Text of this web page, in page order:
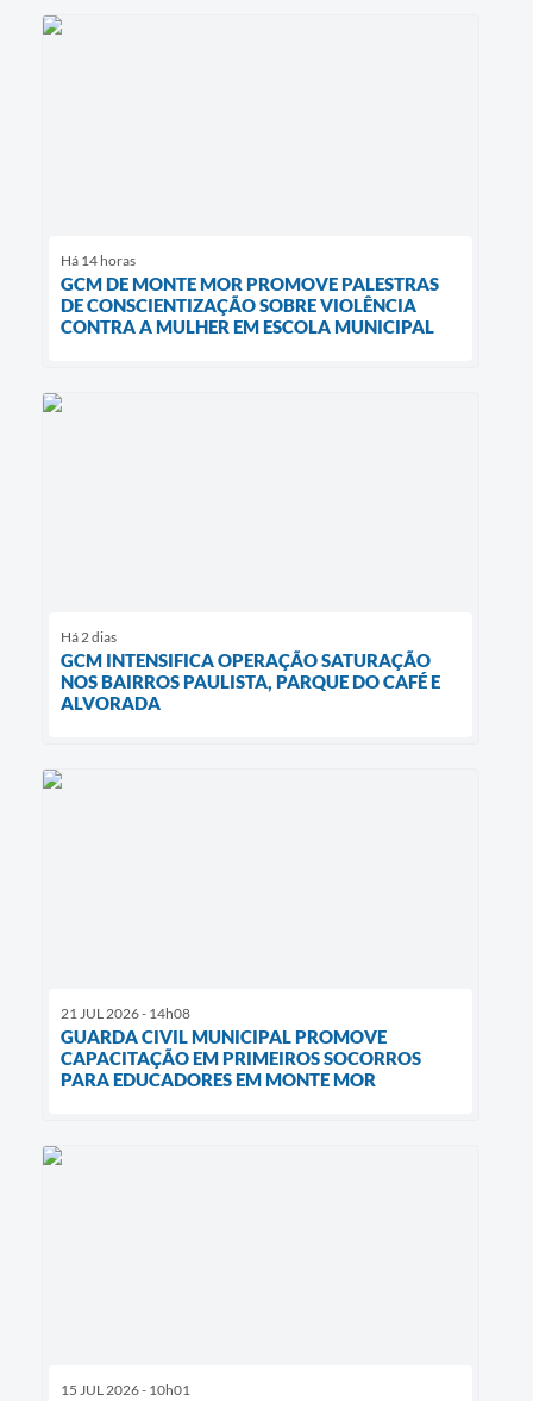
Há 14 horas
GCM DE MONTE MOR PROMOVE PALESTRAS
DE CONSCIENTIZAÇÃO SOBRE VIOLÊNCIA
CONTRA A MULHER EM ESCOLA MUNICIPAL
Há 2 dias
GCM INTENSIFICA OPERAÇÃO SATURAÇÃO
NOS BAIRROS PAULISTA, PARQUE DO CAFÉ E
ALVORADA
21 JUL 2026 - 14h08
GUARDA CIVIL MUNICIPAL PROMOVE
CAPACITAÇÃO EM PRIMEIROS SOCORROS
PARA EDUCADORES EM MONTE MOR
15 JUL 2026 - 10h01